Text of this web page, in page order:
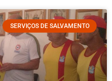
SERVIÇOS DE SALVAMENTO